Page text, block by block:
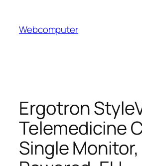
innehåll
Webcomputer
Ergotron
Telemedicine
Single Monitor,